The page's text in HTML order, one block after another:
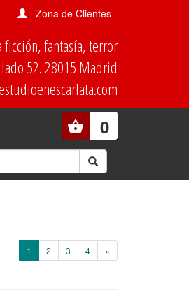
Zona de Clientes
fantasía, terror
52. 28015 Madrid
0
1 (current)
2 3 4 »